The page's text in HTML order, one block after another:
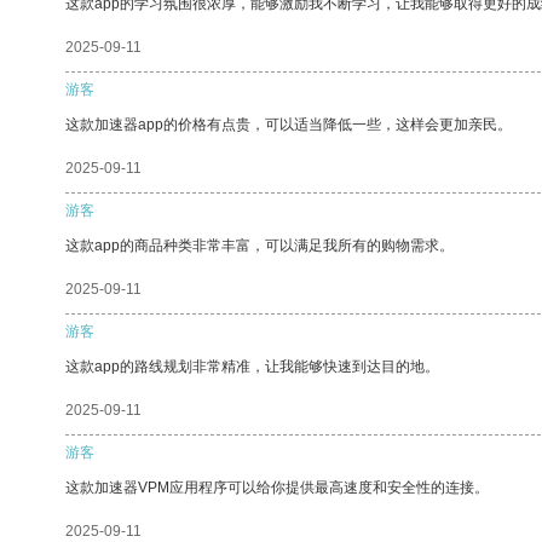
这款app的学习氛围很浓厚，能够激励我不断学习，让我能够取得更好的
2025-09-11
游客
这款加速器app的价格有点贵，可以适当降低一些，这样会更加亲民。
2025-09-11
游客
这款app的商品种类非常丰富，可以满足我所有的购物需求。
2025-09-11
游客
这款app的路线规划非常精准，让我能够快速到达目的地。
2025-09-11
游客
这款加速器VPM应用程序可以给你提供最高速度和安全性的连接。
2025-09-11